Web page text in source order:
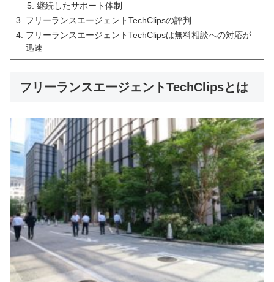
継続したサポート体制
フリーランスエージェントTechClipsの評判
フリーランスエージェントTechClipsは無料相談への対応が
迅速
フリーランスエージェントTechClipsとは